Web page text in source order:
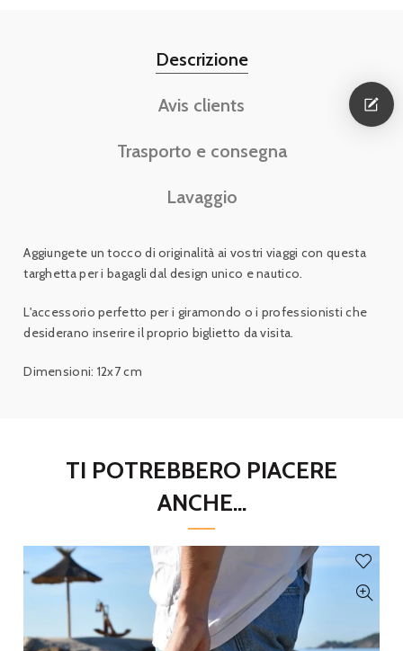
Descrizione
Avis clients
Trasporto e consegna
Lavaggio
Aggiungete un tocco di originalità ai vostri viaggi con questa
targhetta per i bagagli dal design unico e nautico.
L'accessorio perfetto per i giramondo o i professionistiche
desiderano inserire il proprio biglietto da visita.
Dimensioni: 12x7 cm
TI POTREBBERO PIACERE
ANCHE...